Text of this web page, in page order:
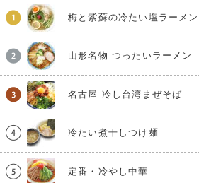
梅と紫蘇の冷たい塩ラーメン
山形名物 つったいラーメン
名古屋 冷し台湾まぜそば
冷たい煮干しつけ麺
定番・冷やし中華